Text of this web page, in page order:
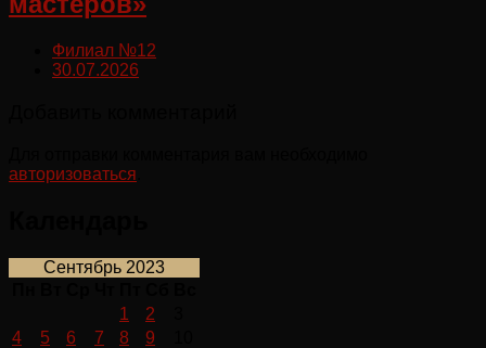
Филиал №12
30.07.2026
авторизоваться
Сентябрь 2023
1
2
4
5 6 7 8 9